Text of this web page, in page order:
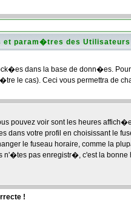
param�tres des Utilisateurs
dans la base de donn�es. Pour
le cas). Ceci vous permettra de
pouvez voir sont les heures
votre profil en choisissant le
le fuseau horaire, comme la
pas enregistr�, c'est la bonne
!